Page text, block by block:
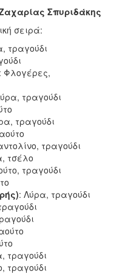
Σπυριδάκης
σειρά:
τραγούδι
: Φλογέρες,
τραγούδι
τραγούδι
τραγούδι
τσέλο
τραγούδι
: Λύρα, τραγούδι
τραγούδι
τραγούδι